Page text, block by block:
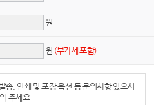
원
원 (부가세 포함)
, 인쇄 및 포장 옵션 등 문의사항 있으시
주세요